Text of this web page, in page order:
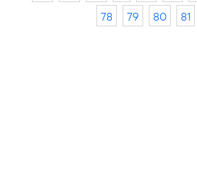
78
79 80 81